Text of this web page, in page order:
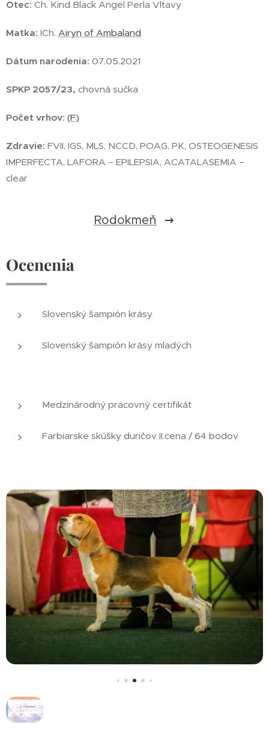
Otec: Ch. Kind Black Angel Perla Vltavy
Matka: ICh. Airyn of Ambaland
Dátum narodenia: 07.05.2021
SPKP 2057/23, chovná sučka
Počet vrhov: (F)
Zdravie: FVII, IGS, MLS, NCCD, POAG, PK, OSTEOGENESIS
IMPERFECTA, LAFORA – EPILEPSIA, ACATALASEMIA –
clear
Rodokmeň
Ocenenia
Slovenský šampión krásy
Slovenský šampión krásy mladých
Medzinárodný pracovný certifikát
Farbiarske skúšky duričov II.cena / 64 bodov